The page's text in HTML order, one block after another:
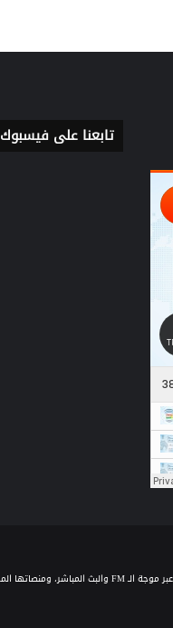
تابعنا على فيسبوك